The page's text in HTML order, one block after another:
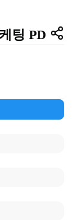
팅 PD